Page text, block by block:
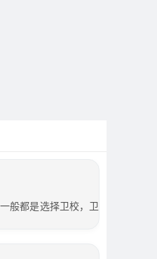
般都是选择卫校，卫